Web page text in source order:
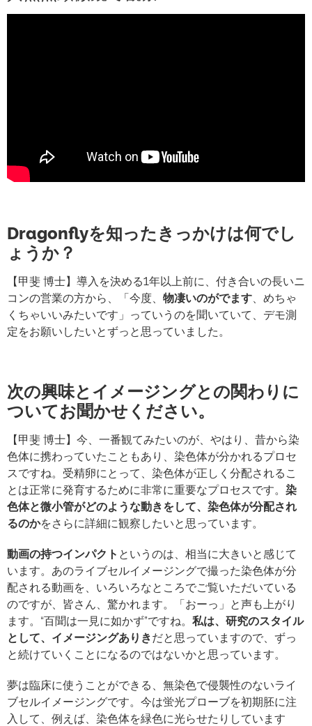
Dragonflyを知ったきっかけは何でし
ょうか？
【甲斐 博士】導入を決める1年以上前に、付き合いの長いニ
コンの営業の方から、「今度、 物凄いのがでます 、めちゃ
くちゃいいみたいです」っていうのを聞いていて、デモ測
定をお願いしたいとずっと思っていました。
次の興味とイメージングとの関わりに
ついてお聞かせください。
【甲斐 博士】今、一番観てみたいのが、やはり、昔から染
色体に携わっていたこともあり、染色体が分かれるプロセ
スですね。受精卵にとって、染色体が正しく分配されるこ
とは正常に発育するために非常に重要なプロセスです。 染
色体と微小管がどのような動きをして、染色体が分配され
るのかをさらに詳細に観察したいと思っています。
動画の持つインパクト というのは、相当に大きいと感じて
います。あのライブセルイメージングで撮った染色体が分
配される動画を、いろいろなところでご覧いただいている
のですが、皆さん、驚かれます。「おーっ」と声も上がり
ます。“百聞は一見に如かず”ですね。 私は、研究のスタイル
として、イメージングありきだと思っていますので、ずっ
と続けていくことになるのではないかと思っています。
夢は臨床に使うことができる、無染色で侵襲性のないライ
ブセルイメージングです。今は蛍光プローブを初期胚に注
入して、例えば、染色体を緑色に光らせたりしています